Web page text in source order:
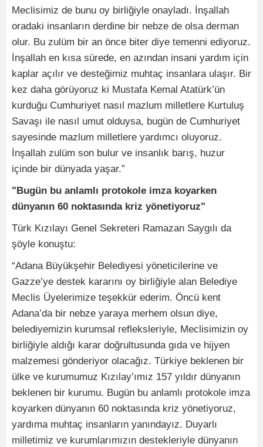
Meclisimiz de bunu oy birliğiyle onayladı. İnşallah
oradaki insanların derdine bir nebze de olsa derman
olur. Bu zulüm bir an önce biter diye temenni ediyoruz.
İnşallah en kısa sürede, en azından insani yardım için
kaplar açılır ve desteğimiz muhtaç insanlara ulaşır. Bir
kez daha görüyoruz ki Mustafa Kemal Atatürk’ün
kurduğu Cumhuriyet nasıl mazlum milletlere Kurtuluş
Savaşı ile nasıl umut olduysa, bugün de Cumhuriyet
sayesinde mazlum milletlere yardımcı oluyoruz.
İnşallah zulüm son bulur ve insanlık barış, huzur
içinde bir dünyada yaşar.”
"Bugün bu anlamlı protokole imza koyarken
dünyanın 60 noktasında kriz yönetiyoruz"
Türk Kızılayı Genel Sekreteri Ramazan Saygılı da
şöyle konuştu:
“Adana Büyükşehir Belediyesi yöneticilerine ve
Gazze’ye destek kararını oy birliğiyle alan Belediye
Meclis Üyelerimize teşekkür ederim. Öncü kent
Adana’da bir nebze yaraya merhem olsun diye,
belediyemizin kurumsal refleksleriyle, Meclisimizin oy
birliğiyle aldığı karar doğrultusunda gıda ve hijyen
malzemesi gönderiyor olacağız. Türkiye beklenen bir
ülke ve kurumumuz Kızılay’ımız 157 yıldır dünyanın
beklenen bir kurumu. Bugün bu anlamlı protokole imza
koyarken dünyanın 60 noktasında kriz yönetiyoruz,
yardıma muhtaç insanların yanındayız. Duyarlı
milletimiz ve kurumlarımızın destekleriyle dünyanın